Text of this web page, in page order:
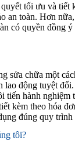
tối ưu và tiết
an toàn. Hơn
có quyền đồng
sửa chữa một
động tuyệt
hành nghiệm
kèm theo hóa
đúng quy trình
tôi?